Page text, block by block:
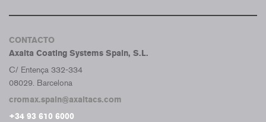
CONTACTO
Axalta Coating Systems Spain, S.L.
C/ Entença 332-334
08029. Barcelona
cromax.spain@axaltacs.com
+34 93 610 6000